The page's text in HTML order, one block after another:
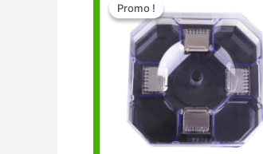
Promo !
Promo !
initial
était :
13.000 CFA.
actuel
est :
5.000 CFA.